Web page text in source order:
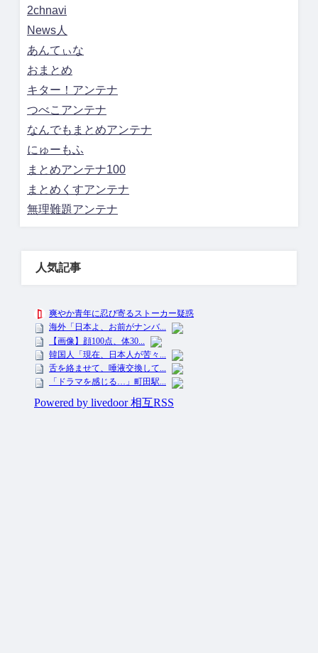
2chnavi
News人
あんてぃな
おまとめ
キター！アンテナ
つべこアンテナ
なんでもまとめアンテナ
にゅーもふ
まとめアンテナ100
まとめくすアンテナ
無理難題アンテナ
人気記事